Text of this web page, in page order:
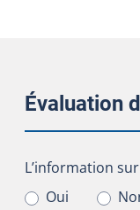
Évaluation
L’information
L’information
Oui